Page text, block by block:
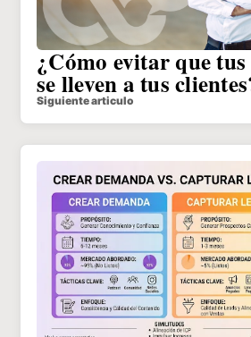
¿Cómo evitar que tus
se lleven a tus
Siguiente articulo